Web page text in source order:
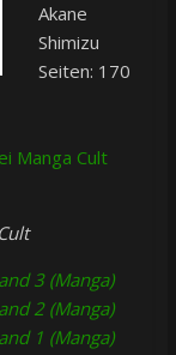
Akane
Shimizu
Seiten: 170
Manga Cult
3 (Manga)
2 (Manga)
1 (Manga)